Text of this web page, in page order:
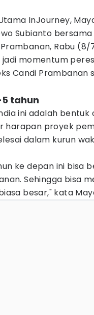
InJourney,
Subianto bersama
Rabu
momentum
Candi Prambanan
tahun
ini adalah
harapan proyek
dalam kurun
ke depan ini bisa
Sehingga bisa
besar," kata